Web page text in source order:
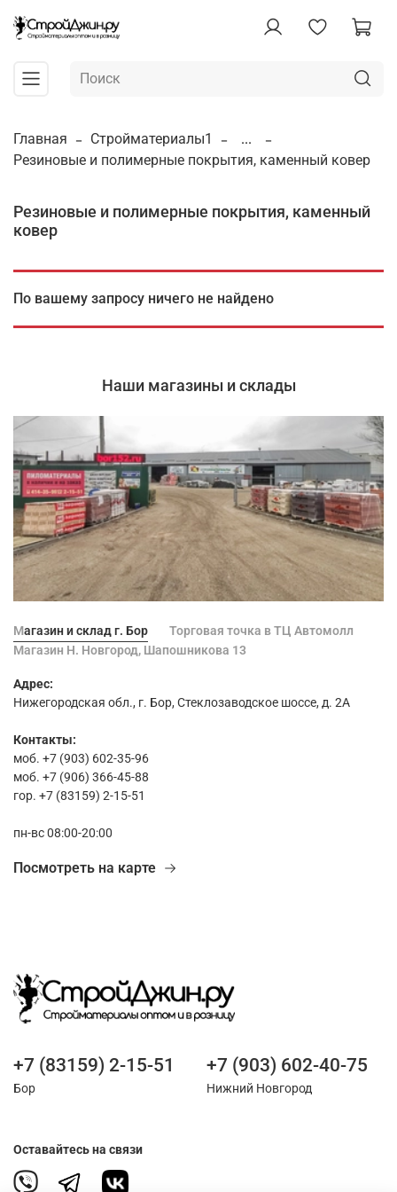
Главная Стройматериалы1
...
Резиновые и полимерные покрытия, каменный ковер
Резиновые и полимерные покрытия, каменный
ковер
По вашему запросу ничего не найдено
Наши магазины и склады
Магазин и склад г. Бор
Торговая точка в ТЦ Автомолл
Магазин Н. Новгород, Шапошникова 13
Адрес:
Нижегородская обл., г. Бор, Стеклозаводское шоссе, д. 2А
Контакты:
моб. +7 (903) 602-35-96
моб. +7 (906) 366-45-88
гор. +7 (83159) 2-15-51
пн-вс 08:00-20:00
Посмотреть на карте
+7 (83159) 2-15-51
Бор
+7 (903) 602-40-75
Нижний Новгород
Оставайтесь на связи